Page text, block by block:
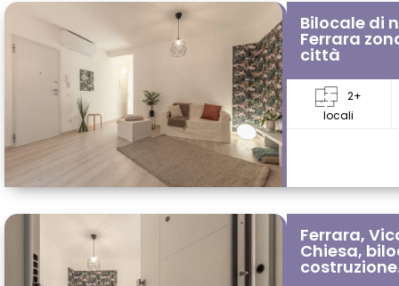
Bilocale di
Ferrara
città
2+
locali
Ferrara,
Chiesa,